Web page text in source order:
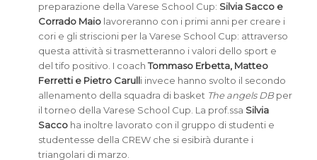
preparazione della Varese School Cup: Silvia Sacco e
Corrado Maiolavoreranno con i primi anni per creare i
cori e gli striscioni per la Varese School Cup: attraverso
questa attività si trasmetteranno i valori dello sport e
del tifo positivo. I coachTommaso Erbetta, Matteo
Ferretti e Pietro Carulli invece hanno svolto il secondo
allenamento della squadra di basket The angels DBper
il torneo della Varese School Cup. La prof.ssa Silvia
Saccoha inoltre lavorato con il gruppo di studenti e
studentesse della CREW che si esibirà durante i
triangolari di marzo.